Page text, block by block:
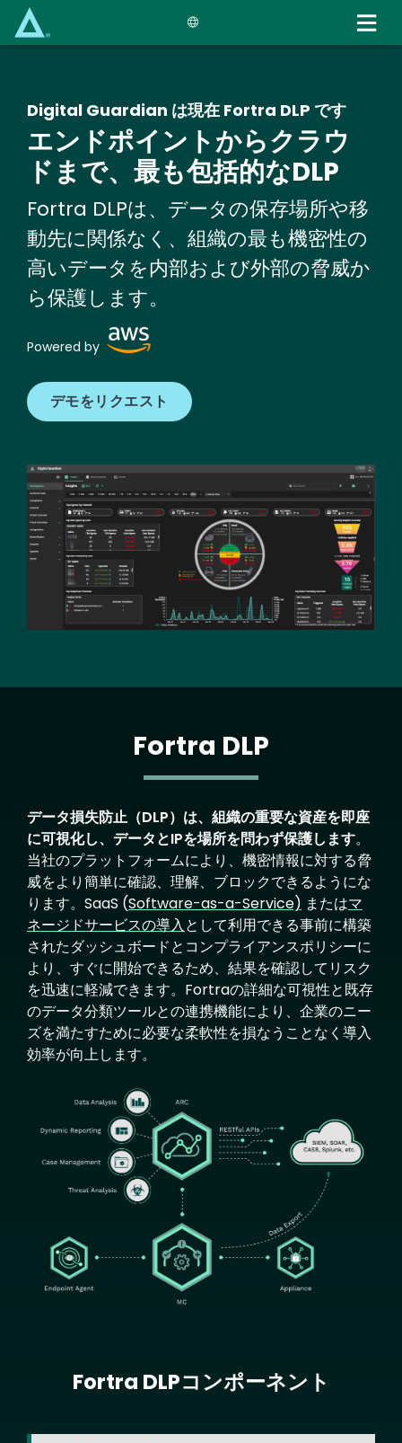
Digital Guardian は現在 Fortra DLP です
エンドポイントからクラウ
ドまで、最も包括的なDLP
Fortra DLPは、データの保存場所や移
動先に関係なく、組織の最も機密性の
高いデータを内部および外部の脅威か
ら保護します。
Powered by Image
デモをリクエスト
Image
Fortra DLP
データ損失防止（DLP）は、組織の重要な資産を即座
に可視化し、データとIPを場所を問わず保護します。
当社のプラットフォームにより、機密情報に対する脅
威をより簡単に確認、理解、ブロックできるようにな
ります。SaaS (Software-as-a-Service) またはマ
ネージドサービスの導入として利用できる事前に構築
されたダッシュボードとコンプライアンスポリシーに
より、すぐに開始できるため、結果を確認してリスク
を迅速に軽減できます。Fortraの詳細な可視性と既存
のデータ分類ツールとの連携機能により、企業のニー
ズを満たすために必要な柔軟性を損なうことなく導入
効率が向上します。
Fortra DLPコンポーネント